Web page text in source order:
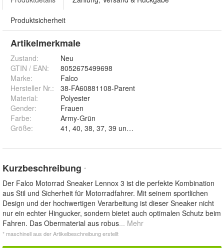
Produktsicherheit
Artikelmerkmale
Zustand:
Neu
GTIN / EAN:
8052675499698
Marke:
Falco
Hersteller Nr.:
38-FA60881108-Parent
Material:
Polyester
Gender:
Frauen
Farbe:
Army-Grün
Größe: 41, 40, 38, 37, 39 und 36
Kurzbeschreibung *
Der Falco Motorrad Sneaker Lennox 3 ist die perfekte Kombination
aus Stil und Sicherheit für Motorradfahrer. Mit seinem sportlichen
Design und der hochwertigen Verarbeitung ist dieser Sneaker nicht
nur ein echter Hingucker, sondern bietet auch optimalen Schutz beim
Fahren. Das Obermaterial aus robus... Mehr
* maschinell aus der Artikelbeschreibung erstellt